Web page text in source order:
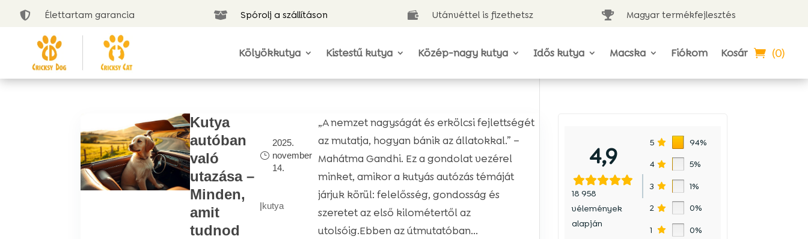
 Élettartam garancia  Spórolj a szállításon  Utánvéttel is fizethetsz  Magyar termékfejlesztés
Kölyökkutya Kistestű kutya Közép-nagy kutya Idős kutya Macska Fiókom Kosár (0)
Kutya
autóban
való
utazása –
Minden,
amit
tudnod
2025.
november
14.
|kutya
„A nemzet nagyságát és erkölcsi fejlettségét
az mutatja, hogyan bánik az állatokkal.” –
Mahátma Gandhi. Ez a gondolat vezérel
minket, amikor a kutyás autózás témáját
járjuk körül: felelősség, gondosság és
szeretet az első kilométertől az
utolsóig.Ebben az útmutatóban...
4,9
18 958
vélemények
alapján
5 94%
4 5%
3 1%
2 0%
1 0%